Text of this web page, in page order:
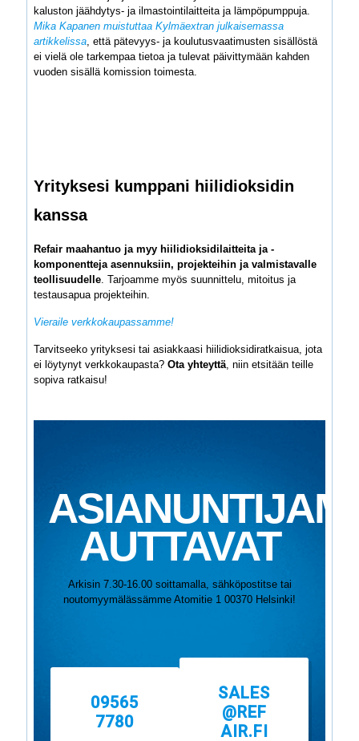
kaluston jäähdytys- ja ilmastointilaitteita ja lämpöpumppuja.
Mika Kapanen muistuttaa Kylmäextran julkaisemassa
artikkelissa, että pätevyys- ja koulutusvaatimusten sisällöstä
ei vielä ole tarkempaa tietoa ja tulevat päivittymään kahden
vuoden sisällä komission toimesta.
Yrityksesi kumppani hiilidioksidin
kanssa
Refair maahantuo ja myy hiilidioksidilaitteita ja -
komponentteja asennuksiin, projekteihin ja valmistavalle
teollisuudelle. Tarjoamme myös suunnittelu, mitoitus ja
testausapua projekteihin.
Vieraile verkkokaupassamme!
Tarvitseeko yrityksesi tai asiakkaasi hiilidioksidiratkaisua, jota
ei löytynyt verkkokaupasta? Ota yhteyttä, niin etsitään teille
sopiva ratkaisu!
AUTTAVAT
Arkisin 7.30-16.00 soittamalla, sähköpostitse tai
noutomyymälässämme Atomitie 1 00370 Helsinki!
09565
7780
SALES
@REF
AIR.FI